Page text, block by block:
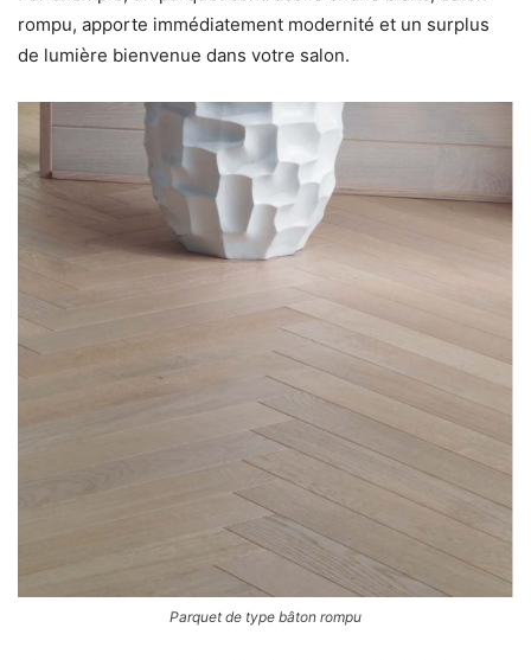
rompu, apporte immédiatement modernité et un surplus
de lumière bienvenue dans votre salon.
Parquet de type bâton rompu